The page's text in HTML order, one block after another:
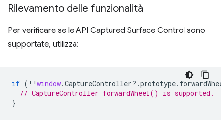
Rilevamento delle funzionalità
Per verificare se le API Captured Surface Control sono
supportate, utilizza:
if ( !! window.CaptureController? .prototype.
// CaptureController forwardWheel() is supported.
}